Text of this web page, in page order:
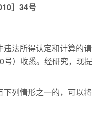
］34号
违法所得认定和计算的请
号）收悉。经研究，现提
下列情形之一的，可以将